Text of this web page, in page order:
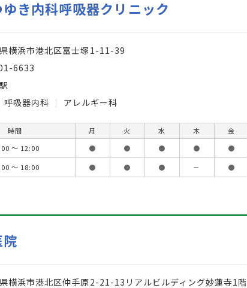
き内科呼吸器クリニック
横浜市港北区富士塚1-11-39
6633
呼吸器内科 アレルギー科
時間 月 火 水 木 金
～ 12:00
● ● ● ● ●
～ 18:00
● ● ● － ●
院
横浜市港北区仲手原2-21-13リアルビルディング妙蓮寺1階